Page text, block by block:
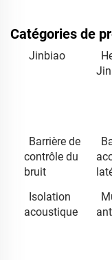
Catégories de
Jinbiao
Barrière de
contrôle du
bruit
Isolation
acoustique